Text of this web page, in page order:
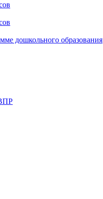
дошкольного образования